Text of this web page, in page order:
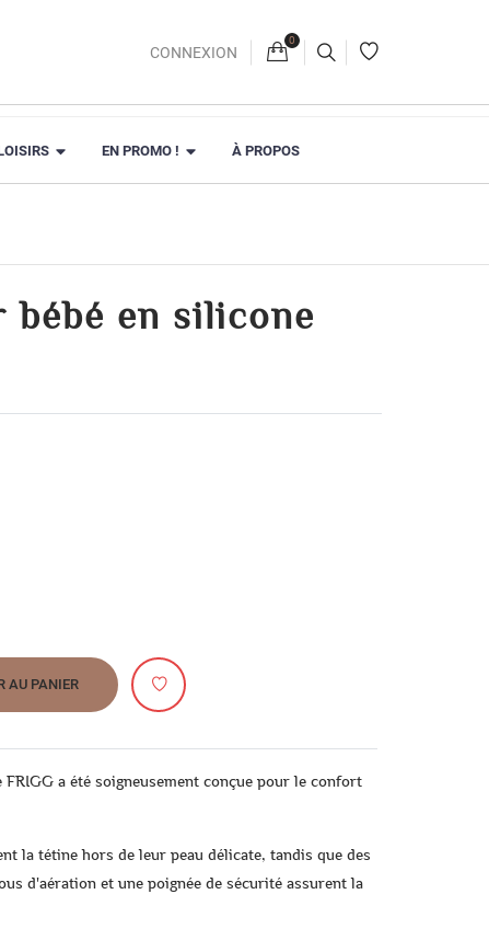
CONNEXION Panier
0
EN PROMO ! À PROPOS
bébé en silicone
AU PANIER
a été soigneusement conçue pour le confort
la tétine hors de leur peau délicate, tandis que des
d'aération et une poignée de sécurité assurent la